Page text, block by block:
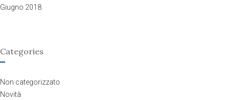
Giugno 2018
Categories
Non categorizzato
Novità